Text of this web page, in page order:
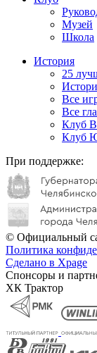
Музей
Школа
История
25
Все
Все
Клуб
Клуб
При поддержке:
© Официальный
Политика
Сделано в Xpage
Спонсоры и
ХК Трактор